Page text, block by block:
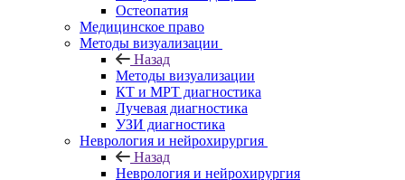
Остеопатия
Медицинское право
Методы визуализации
Назад
Методы визуализации
КТ и МРТ диагностика
Лучевая диагностика
УЗИ диагностика
Неврология и нейрохирургия
Назад
Неврология и нейрохирургия